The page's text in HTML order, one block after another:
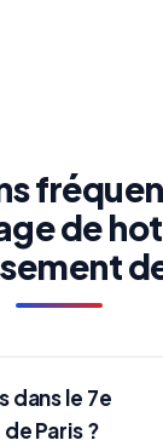
de
le 7e
Paris ?